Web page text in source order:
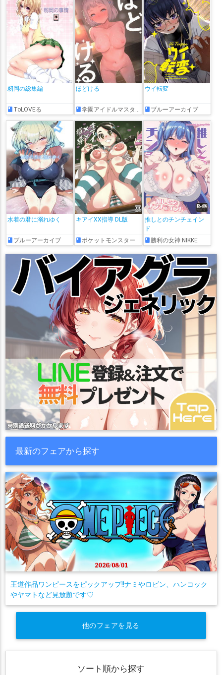
籾岡の総集編
ToLOVEる
ほどける
学園アイドルマスター
ウイ転変
ブルーアーカイブ
水着の君に溺れゆく
ブルーアーカイブ
キアイXX指導 DL版
ポケットモンスター
推しとのチンチェイン
ド
勝利の女神:NIKKE
最新のフェアから探す
王道作品ワンピースをピックアップ!!ナミやロビン、ハンコック
やヤマトなど見放題です♡
他のフェアを見る
ソート順から探す